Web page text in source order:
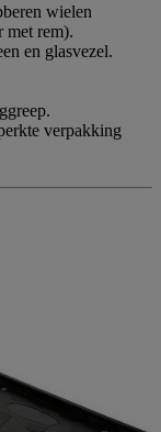
wielen
met rem).
en glasvezel.
verpakking